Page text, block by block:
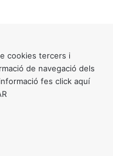
cookies tercers i
de navegació dels
fes click aquí